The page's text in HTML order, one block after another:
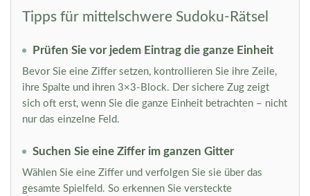
Tipps für mittelschwere Sudoku-Rätsel
Prüfen Sie vor jedem Eintrag die ganze Einheit
Bevor Sie eine Ziffer setzen, kontrollieren Sie ihre Zeile,
ihre Spalte und ihren 3×3-Block. Der sichere Zug zeigt
sich oft erst, wenn Sie die ganze Einheit betrachten – nicht
nur das einzelne Feld.
Suchen Sie eine Ziffer im ganzen Gitter
Wählen Sie eine Ziffer und verfolgen Sie sie über das
gesamte Spielfeld. So erkennen Sie versteckte